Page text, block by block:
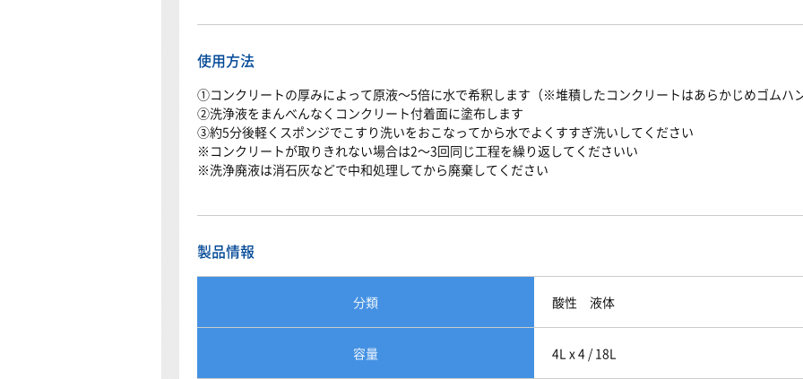
使用方法
①コンクリートの厚みによって原液～5倍に水で希釈します（※堆積したコンクリートはあらかじめゴムハ
②洗浄液をまんべんなくコンクリート付着面に塗布します
③約5分後軽くスポンジでこすり洗いをおこなってから水でよくすすぎ洗いしてください
※コンクリートが取りきれない場合は2～3回同じ工程を繰り返してくださいい
※洗浄廃液は消石灰などで中和処理してから廃棄してください
製品情報
分類 酸性 液体
容量 4L x 4 / 18L